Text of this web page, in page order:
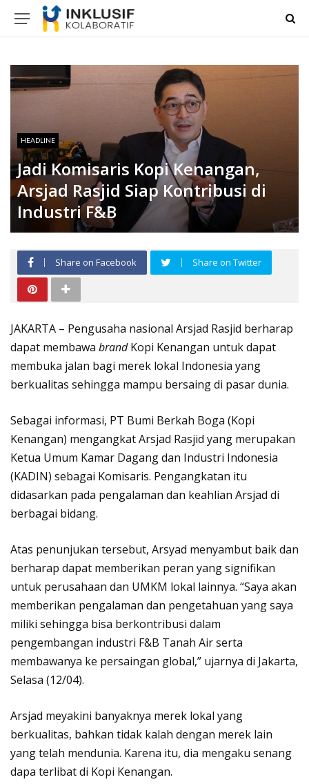
HEADLINE
Jadi Komisaris Kopi Kenangan,
Arsjad Rasjid Siap Kontribusi di
Industri F&B
Share on Facebook Share on Twitter
JAKARTA – Pengusaha nasional Arsjad Rasjid berharap
dapat membawa brandKopi Kenangan untuk dapat
membuka jalan bagi merek lokal Indonesia yang
berkualitas sehingga mampu bersaing di pasar dunia.
Sebagai informasi, PT Bumi Berkah Boga (Kopi
Kenangan) mengangkat Arsjad Rasjid yang merupakan
Ketua Umum Kamar Dagang dan Industri Indonesia
(KADIN) sebagai Komisaris. Pengangkatan itu
didasarkan pada pengalaman dan keahlian Arsjad di
berbagai bidang.
Atas penunjukan tersebut, Arsyad menyambut baik dan
berharap dapat memberikan peran yang signifikan
untuk perusahaan dan UMKM lokal lainnya. “Saya akan
memberikan pengalaman dan pengetahuan yang saya
miliki sehingga bisa berkontribusi dalam
pengembangan industri F&B Tanah Air serta
membawanya ke persaingan global,” ujarnya di Jakarta,
Selasa (12/04).
Arsjad meyakini banyaknya merek lokal yang
berkualitas, bahkan tidak kalah dengan merek lain
yang telah mendunia. Karena itu, dia mengaku senang
dapa terlibat di Kopi Kenangan.